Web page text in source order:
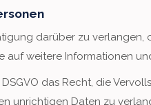
darüber zu
auf weitere Informationen
das Recht, die
unrichtigen Daten zu